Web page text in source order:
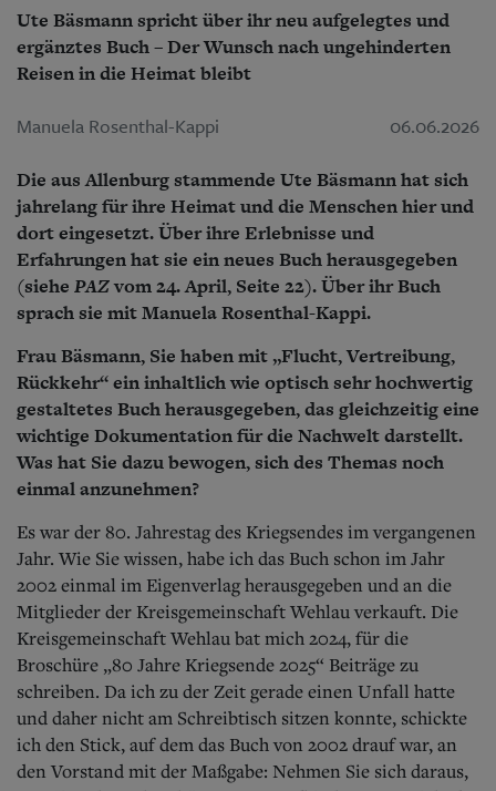
Ute Bäsmann spricht über ihr neu aufgelegtes und
ergänztes Buch – Der Wunsch nach ungehinderten
Reisen in die Heimat bleibt
Manuela Rosenthal-Kappi 06.06.2026
Die aus Allenburg stammende Ute Bäsmann hat sich
jahrelang für ihre Heimat und die Menschen hier und
dort eingesetzt. Über ihre Erlebnisse und
Erfahrungen hat sie ein neues Buch herausgegeben
(siehe PAZvom 24. April, Seite 22). Über ihr Buch
sprach sie mit Manuela Rosenthal-Kappi.
Frau Bäsmann, Sie haben mit „Flucht, Vertreibung,
Rückkehr“ ein inhaltlich wie optisch sehr hochwertig
gestaltetes Buch herausgegeben, das gleichzeitig eine
wichtige Dokumentation für die Nachwelt darstellt.
Was hat Sie dazu bewogen, sich des Themas noch
einmal anzunehmen?
Es war der 80. Jahrestag des Kriegsendes im vergangenen
Jahr. Wie Sie wissen, habe ich das Buch schon im Jahr
2002 einmal im Eigenverlag herausgegeben und an die
Mitglieder der Kreisgemeinschaft Wehlau verkauft. Die
Kreisgemeinschaft Wehlau bat mich 2024, für die
Broschüre „80 Jahre Kriegsende 2025“ Beiträge zu
schreiben. Da ich zu der Zeit gerade einen Unfall hatte
und daher nicht am Schreibtisch sitzen konnte, schickte
ich den Stick, auf dem das Buch von 2002 drauf war, an
den Vorstand mit der Maßgabe: Nehmen Sie sich daraus,